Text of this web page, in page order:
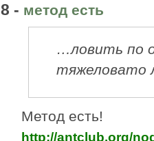
8 - метод есть
…ловить по
тяжеловато
Метод есть!
http://antclub.org/